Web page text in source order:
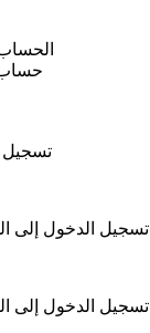
تسجيل
تسجيل الدخول إلى
تسجيل الدخول إلى